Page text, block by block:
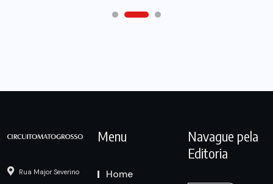
Rua Major Severino
Menu
Home
Navague pela
Editoria